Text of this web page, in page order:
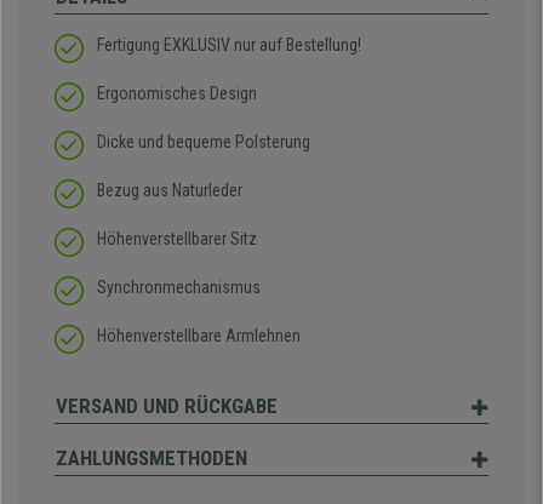
Fertigung EXKLUSIV nur auf Bestellung!
Ergonomisches Design
Dicke und bequeme Polsterung
Bezug aus Naturleder
Höhenverstellbarer Sitz
Synchronmechanismus
Höhenverstellbare Armlehnen
VERSAND UND RÜCKGABE
ZAHLUNGSMETHODEN